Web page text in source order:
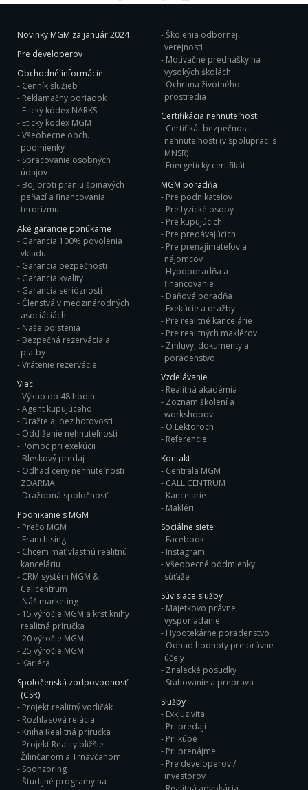
Novinky MGM za január 2024
Pre developerov
Obchodné informácie
Cenník služieb
Reklamačny poriadok
Etický kódex NARKS
Eticky kodex MGM
Všeobecne obch.
podmienky
Spracovanie osobných
údajov
Boj proti praniu špinavých
peňazí a financovania
terorizmu
Aké garancie ponúkame
Garancia 100% povolenia
vkladu
Garancia bezpečnosti
Garancia kvality
Garancia serióznosti
Členstvá v medzinárodných
asociáciách
Naše poistenia
Bezpečná rezervácia a
platby
Vrátenie rezervácie
Viac
Výkup do 48 hodín
Agent kupujúceho
Dražte aj bez hotovosti
Oddlženie nehnuteľnosti
Pomoc pri exekúcii
Bleskový predaj
Odhad ceny nehnuteľnosti
ZDARMA
Dražobná spoločnosť
Podnikanie s MGM
Prečo MGM
Franchising
Chcem mať vlastnú realitnú
kanceláriu
CRM systém MGM &
Callcentrum
Náš marketing
15 výročie MGM a krst knihy
realitná príručka
20 výročie MGM
25 výročie MGM
Kariéra
Spoločenská zodpovodnosť
(CSR)
Projekt realitný vodičák
Rozhlasová relácia
Kniha Realitná príručka
Projekt Reality bližšie
Žilinčanom a Trnavčanom
Sponzoring
Študijné programy na
Školenia odbornej
verejnosti
Motivačné prednášky na
vysokých školách
Ochrana životného
prostredia
Certifikácia nehnuteľnosti
Certifikát bezpečnosti
nehnuteľnosti (v spolupraci s
MNSR)
Energetický certifikát
MGM poradňa
Pre podnikateľov
Pre fyzické osoby
Pre kupujúcich
Pre predávajúcich
Pre prenajímateľov a
nájomcov
Hypoporadňa a
financovanie
Daňová poradňa
Exekúcie a dražby
Pre realitné kancelárie
Pre realitných maklérov
Zmluvy, dokumenty a
poradenstvo
Vzdelávanie
Realitná akadémia
Zoznam školení a
workshopov
O Lektoroch
Referencie
Kontakt
Centrála MGM
CALL CENTRUM
Kancelarie
Makléri
Sociálne siete
Facebook
Instagram
Všeobecné podmienky
súťaže
Súvisiace služby
Majetkovo právne
vysporiadanie
Hypotekárne poradenstvo
Odhad hodnoty pre právne
účely
Znalecké posudky
Sťahovanie a preprava
Služby
Exkluzivita
Pri predaji
Pri kúpe
Pri prenájme
Pre developerov /
investorov